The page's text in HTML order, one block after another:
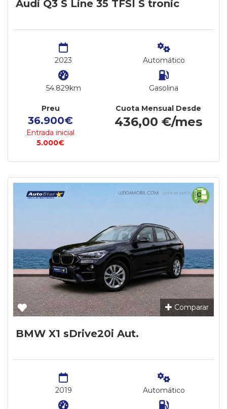
Audi Q3 S Line 35 TFSI S tronic
2023
54.829km
Automático
Gasolina
Preu
36.900€
Entrada inicial
5.000€
Cuota Mensual Desde
436,00 €/mes
Comparar
BMW X1 sDrive20i Aut.
2019 Automático